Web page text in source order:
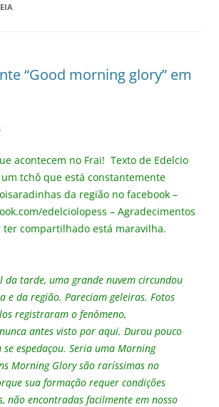
“Good morning glory” em
acontecem no Frai! Texto de Edelcio
tchô que está constantemente
da região no facebook –
edelciolopess – Agradecimentos
compartilhado está maravilha.
da tarde, uma grande nuvem circundou
e da região. Pareciam geleiras. Fotos
registraram o fenômeno,
antes visto por aqui. Durou pouco
se espedaçou. Seria uma Morning
Morning Glory são raríssimas no
sua formação requer condições
não encontradas facilmente em nosso